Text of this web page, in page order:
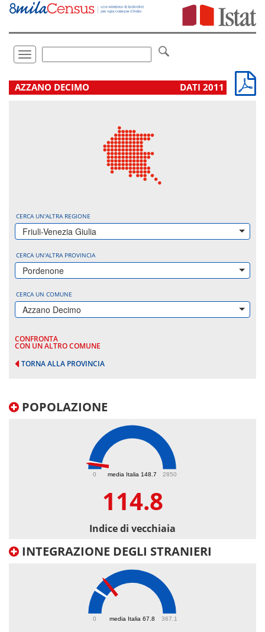
Vai
direttamente
Toggle
navigation
.
AZZANO DECIMO DATI 2011
CERCA UN'ALTRA REGIONE
Friuli-Venezia Giulia
CERCA UN'ALTRA PROVINCIA
Pordenone
CERCA UN COMUNE
Azzano Decimo
CONFRONTA
CON UN ALTRO COMUNE
TORNA ALLA PROVINCIA
POPOLAZIONE
media Italia 148.7
0 2850
114.8
Indice di vecchiaia
INTEGRAZIONE DEGLI STRANIERI
media Italia 67.8
0 367.1